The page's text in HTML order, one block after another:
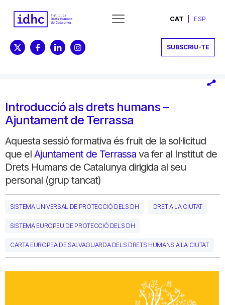
CAT ESP
SUBSCRIU-TE
Introducció als drets humans –
Ajuntament de Terrassa
Aquesta sessió formativa és fruit de la sol·licitud
que el Ajuntament de Terrassa va fer al Institut de
Drets Humans de Catalunya dirigida al seu
personal (grup tancat)
SISTEMA UNIVERSAL DE PROTECCIÓ DELS DH DRET A LA CIUTAT
SISTEMA EUROPEU DE PROTECCIÓ DELS DH
CARTA EUROPEA DE SALVAGUARDA DELS DRETS HUMANS A LA CIUTAT